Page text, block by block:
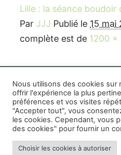
Lille : la séance boudoir
Par JJJ Publié le 15 mai
complète est de 1200 ×
Rife WordPress Theme|
photo thérapeutique
Photographe mariage
Photographe commercial
Nous utilisons des cookies sur
offrir l'expérience la plus
préférences et vos visites
"Accepter tout", vous
les cookies. Cependant, vous
des cookies" pour fournir un
Choisir les cookies à autoriser